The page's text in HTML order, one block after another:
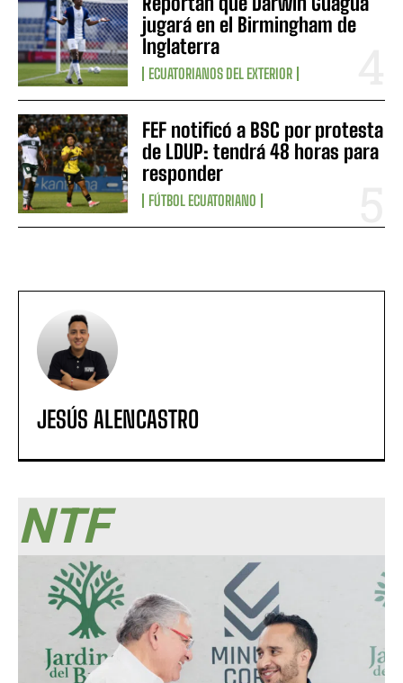
jugará en el Birmingham de
Inglaterra
ECUATORIANOS DEL EXTERIOR
FEF notificó a BSC por protesta
de LDUP: tendrá 48 horas para
responder
FÚTBOL ECUATORIANO
JESÚS ALENCASTRO
NTF